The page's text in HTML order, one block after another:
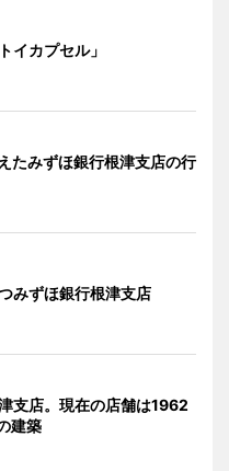
イカプセル」
たみずほ銀行根津支店の行
みずほ銀行根津支店
支店。現在の店舗は1962
建築